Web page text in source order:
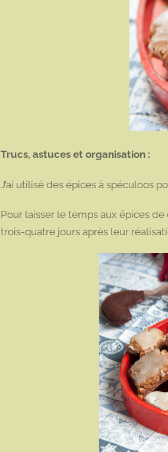
Trucs, astuces et organisation :
J’ai utilisé des épices à spéculoos
Pour laisser le temps aux épices
trois-quatre jours après leur